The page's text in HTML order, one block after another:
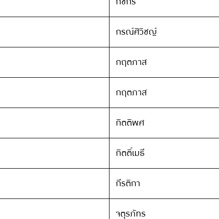
กรณ์ศิวิชญ์
กฤตภาส
กฤตภาส
กิตติพศ
กิตติ์เมธี
กีรติกา
จตุรภัทร